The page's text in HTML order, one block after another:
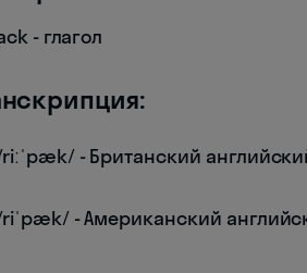
- глагол
- Британский
- Американский